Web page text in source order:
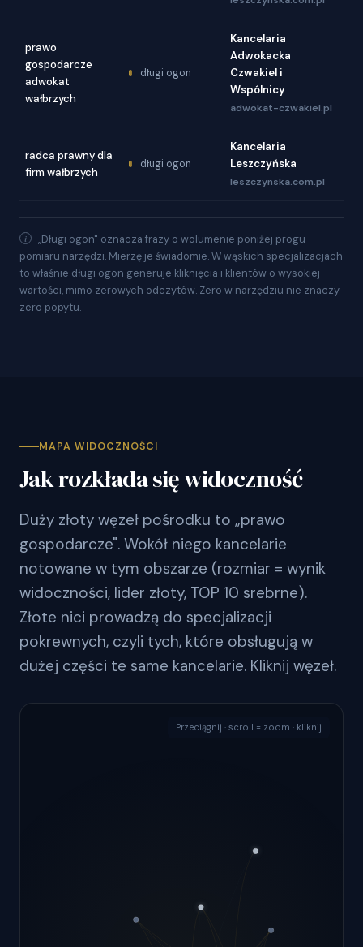
prawo
gospodarcze
adwokat
wałbrzych
długi ogon
Kancelaria
Adwokacka
Czwakiel i
Wspólnicy
adwokat-czwakiel.pl
radca prawny dla
firm wałbrzych
długi ogon
Kancelaria
Leszczyńska
leszczynska.com.pl
„Długi ogon" oznacza frazy o wolumenie poniżej progu
pomiaru narzędzi. Mierzę je świadomie. W wąskich specjalizacjach
to właśnie długi ogon generuje kliknięcia i klientów o wysokiej
wartości, mimo zerowych odczytów. Zero w narzędziu nie znaczy
zero popytu.
MAPA WIDOCZNOŚCI
Jak rozkłada się widoczność
Duży złoty węzeł pośrodku to „prawo
gospodarcze". Wokół niego kancelarie
notowane w tym obszarze (rozmiar = wynik
widoczności, lider złoty, TOP 10 srebrne).
Złote nici prowadzą do specjalizacji
pokrewnych, czyli tych, które obsługują w
dużej części te same kancelarie. Kliknij węzeł.
Przeciągnij · scroll = zoom · kliknij